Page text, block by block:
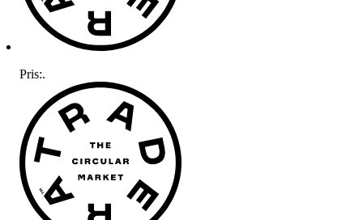
Pris:.